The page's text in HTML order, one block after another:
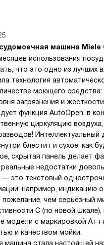
машина Miele
использования
что это одно из лучших
технология
моющего средства:
загрязнения и
функция AutoOpen: в
циркуляцию
Интеллектуальный
блестит и сухое, как
скрытая панель делает
реальные недостатки
— это текстовый
например, индикацию
чем серьёзный
C (по новой
модели с маркировкой
и качеством мойки.
машина стала настоящей